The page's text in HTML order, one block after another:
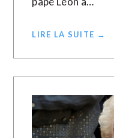
LIRE LA SUITE →